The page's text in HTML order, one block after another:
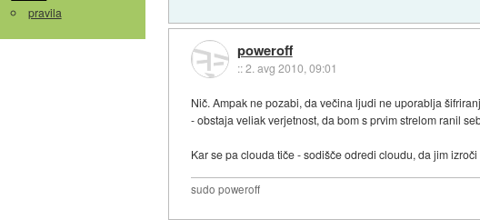
pravila
poweroff
::2. avg 2010, 09:01
Nič. Ampak ne pozabi, da večina ljudi ne uporablja
- obstaja veliak verjetnost, da bom s prvim strelom ranil
Kar se pa clouda tiče - sodišče odredi cloudu, da jim
sudo poweroff